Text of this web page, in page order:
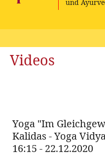
Videos
Yoga "Im
Kalidas - Yoga
16:15 - 22.12.2020